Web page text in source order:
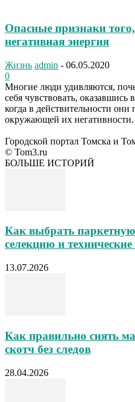
Опасные признаки
негативная энергия
Жизнь admin - 06.05.2020
0
Многие люди удивляются,
себя чувствовать,
когда в действительности они
окружающей их негативности.
Городской портал Томска и
© Tom3.ru
БОЛЬШЕ ИСТОРИЙ
Как выбрать
селекцию и
13.07.2026
Как правильно снять
скотч без следов
28.04.2026